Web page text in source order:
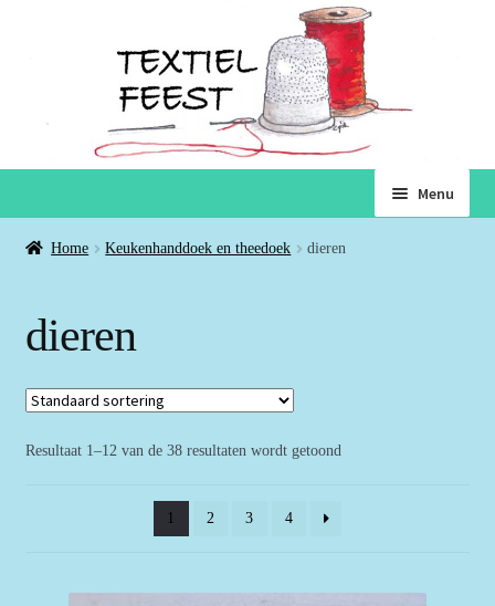
naar
de
Menu
HomeHome Keukenhanddoek en theedoek dieren
dieren
Resultaat 1–12 van de 38 resultaten wordt getoond
1 2 3 4